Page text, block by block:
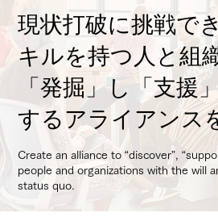
現状打破に挑戦で
キルを持つ人と組
「発掘」し「支援
するアライアンス
Create an alliance to “discover”,
people and organizations with the will
status quo.